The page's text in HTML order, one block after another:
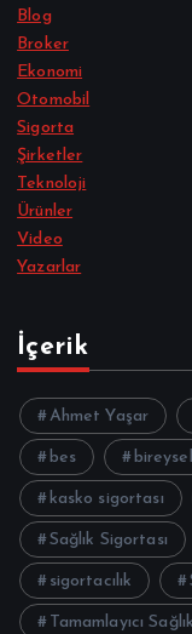
Blog
Broker
Ekonomi
Otomobil
Sigorta
Şirketler
Teknoloji
Ürünler
Video
Yazarlar
İçerik
Ahmet Yaşar
bes
kasko sigortası
Sağlık Sigortası
sigortacılık
Tamamlayıcı